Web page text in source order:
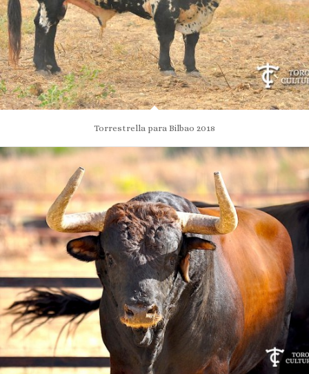
Torrestrella para Bilbao 2018